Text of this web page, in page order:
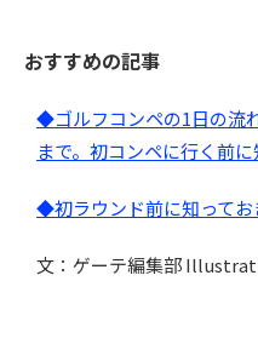
おすすめの記事
◆ゴルフコンペの1日の流
まで。初コンペに行く前
◆初ラウンド前に知って
文：ゲーテ編集部